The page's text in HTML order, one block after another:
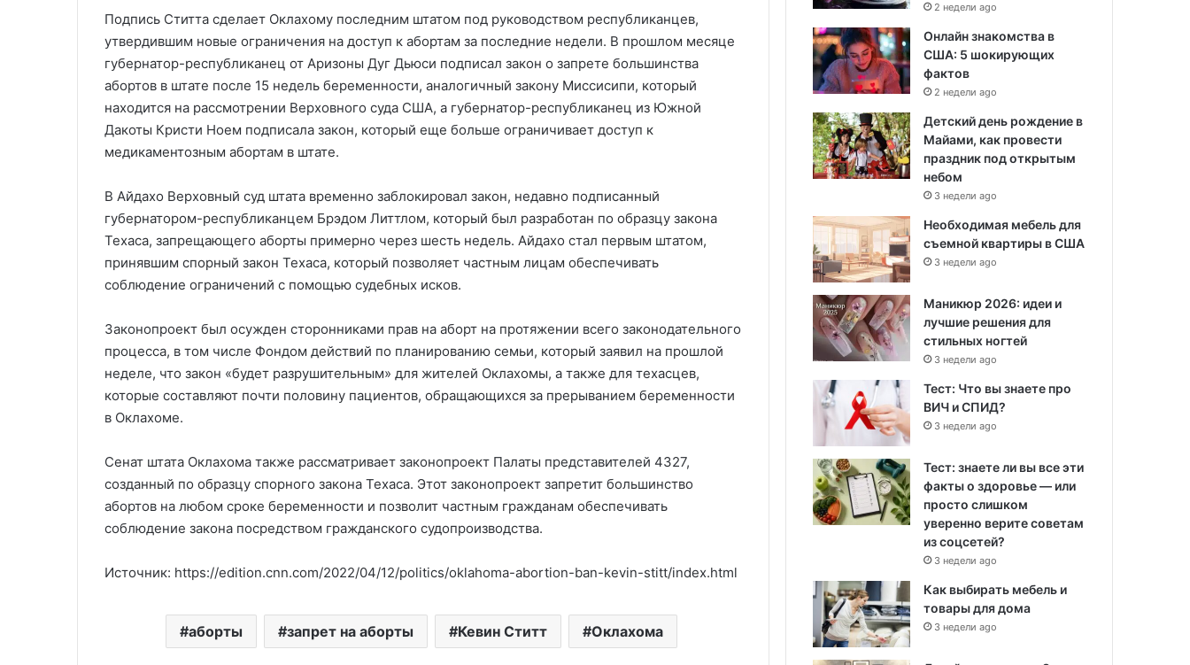
Подпись Ститта сделает Оклахому последним штатом под руководством республиканцев,
утвердившим новые ограничения на доступ к абортам за последние недели. В прошлом месяце
губернатор-республиканец от Аризоны Дуг Дьюси подписал закон о запрете большинства
абортов в штате после 15 недель беременности, аналогичный закону Миссисипи, который
находится на рассмотрении Верховного суда США, а губернатор-республиканец из Южной
Дакоты Кристи Ноем подписала закон, который еще больше ограничивает доступ к
медикаментозным абортам в штате.
В Айдахо Верховный суд штата временно заблокировал закон, недавно подписанный
губернатором-республиканцем Брэдом Литтлом, который был разработан по образцу закона
Техаса, запрещающего аборты примерно через шесть недель. Айдахо стал первым штатом,
принявшим спорный закон Техаса, который позволяет частным лицам обеспечивать
соблюдение ограничений с помощью судебных исков.
Законопроект был осужден сторонниками прав на аборт на протяжении всего законодательного
процесса, в том числе Фондом действий по планированию семьи, который заявил на прошлой
неделе, что закон «будет разрушительным» для жителей Оклахомы, а также для техасцев,
которые составляют почти половину пациентов, обращающихся за прерыванием беременности
в Оклахоме.
Сенат штата Оклахома также рассматривает законопроект Палаты представителей 4327,
созданный по образцу спорного закона Техаса. Этот законопроект запретит большинство
абортов на любом сроке беременности и позволит частным гражданам обеспечивать
соблюдение закона посредством гражданского судопроизводства.
Источник: https://edition.cnn.com/2022/04/12/politics/oklahoma-abortion-ban-kevin-stitt/index.html
аборты запрет на аборты Кевин Ститт Оклахома
Америка имеет огромный избыток
2 недели ago
Онлайн знакомства в
США: 5 шокирующих
фактов
2 недели ago
Детский день рождение в
Майами, как провести
праздник под открытым
небом
3 недели ago
Необходимая мебель для
съемной квартиры в США
3 недели ago
Маникюр 2026: идеи и
лучшие решения для
стильных ногтей
3 недели ago
Тест: Что вы знаете про
ВИЧ и СПИД?
3 недели ago
Тест: знаете ли вы все эти
факты о здоровье — или
просто слишком
уверенно верите советам
из соцсетей?
3 недели ago
Как выбирать мебель и
товары для дома
3 недели ago